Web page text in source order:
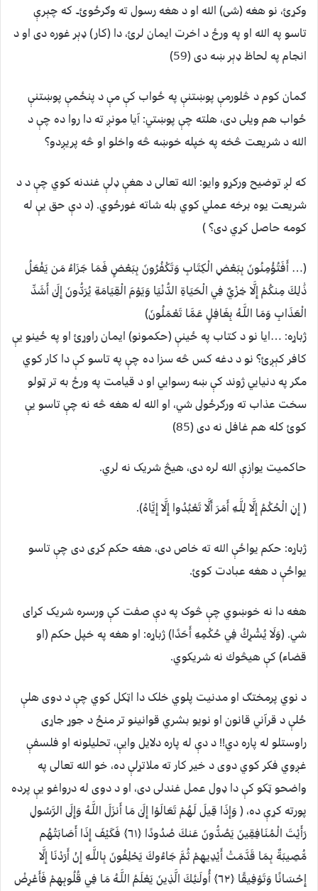
وكړئ، نو هغه (شى) الله او د هغه رسول ته وګرځوئ۔ كه چېرې
تاسو په الله او په ورځ د اخرت ایمان لرئ، دا (كار) ډېر غوره دى او د
انجام په لحاظ ډېر ښه دى (59)
ګمان کوم د څلورمې پوښتنې په ځواب کې مې د پنځمې پوښتنې
ځواب هم ويلی دی، هلته چې پوښتي: آيا مونږ ته دا روا ده چې د
الله د شريعت څخه په خپله خوښه څه واخلو او څه پريږدو؟
که لږ توضيح ورکړو وايو: الله تعالی د هغې ډلې غندنه کوي چې د د
شريعت يوه برخه عملي کوي بله شاته غورځوي. (د دې حق يې له
کومه حاصل کړي دی؟ )
(… أَفَتُؤْمِنُونَ بِبَعْضِ الْكِتَابِ وَتَكْفُرُونَ بِبَعْضٍ فَمَا جَزَاءُ مَن يَفْعَلُ
ذَٰلِكَ مِنكُمْ إِلَّا خِزْيٌ فِي الْحَيَاةِ الدُّنْيَا وَيَوْمَ الْقِيَامَةِ يُرَدُّونَ إِلَىٰ أَشَدِّ
الْعَذَابِ وَمَا اللَّـهُ بِغَافِلٍ عَمَّا تَعْمَلُونَ)
ژباړه: …ایا نو د كتاب په ځينې (حكمونو) ایمان راوړئ او په ځینو يې
كافر كېږئ؟ نو د دغه كس څه سزا ده چې په تاسو كې دا كار كوي
مګر په دنيايي ژوند كې ښه رسوايي او د قیامت په ورځ به تر ټولو
سخت عذاب ته ورګرځولى شي، او الله له هغه څه نه چې تاسو يې
كوئ كله هم غافل نه دى (85)
حاکميت يوازې الله لره دی، هيڅ شريک نه لري.
( إِنِ الْحُكْمُ إِلَّا لِلَّـهِ أَمَرَ أَلَّا تَعْبُدُوا إِلَّا إِيَّاهُ).
ژباړه: حكم يواځې الله ته خاص دى، هغه حكم كړى دى چې تاسو
يواځې د هغه عبادت كوئ.
هغه دا نه خوښوي چې څوک په دې صفت کې ورسره شريک کړای
شي. (وَلَا يُشْرِكُ فِي حُكْمِهِ أَحَدًا) ژباړه: او هغه په خپل حكم (او
قضاء) كې هیڅوك نه شریكوي.
د نوي پرمختګ او مدنيت پلوي خلک دا اټکل کوي چې د دوی هلې
ځلې د قرآني قانون او نويو بشري قوانينو تر منځ د جوړ جاړی
راوستلو له پاره دي!! د دې له پاره دلايل وايې، تحليلونه او فلسفې
غږوي فکر کوي دوی د خیر کار ته ملاتړلې ده، خو الله تعالی په
واضحو ټکو کې دا ډول عمل غندلی دی، او د دوی له درواغو يې پرده
پورته کړې ده، ( وَإِذَا قِيلَ لَهُمْ تَعَالَوْا إِلَىٰ مَا أَنزَلَ اللَّـهُ وَإِلَى الرَّسُولِ
رَأَيْتَ الْمُنَافِقِينَ يَصُدُّونَ عَنكَ صُدُودًا ﴿٦١﴾ فَكَيْفَ إِذَا أَصَابَتْهُم
مُّصِيبَةٌ بِمَا قَدَّمَتْ أَيْدِيهِمْ ثُمَّ جَاءُوكَ يَحْلِفُونَ بِاللَّـهِ إِنْ أَرَدْنَا إِلَّا
إِحْسَانًا وَتَوْفِيقًا ﴿٦٢﴾ أُولَـٰئِكَ الَّذِينَ يَعْلَمُ اللَّـهُ مَا فِي قُلُوبِهِمْ فَأَعْرِضْ